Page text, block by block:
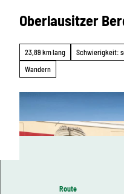
Oberlausitzer
23,89 km lang Schwierigkeit:
Wandern
Route